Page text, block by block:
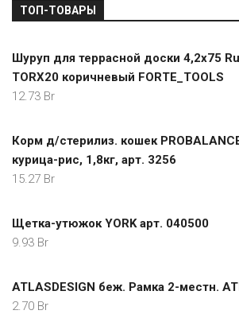
ТОП-ТОВАРЫ
Шуруп для террасной доски 4,2х75
TORX20 коричневый FORTE_TOOLS
12.73 Br
Корм д/стерилиз. кошек
курица-рис, 1,8кг, арт. 3256
15.27 Br
Щетка-утюжок YORK арт. 040500
9.93 Br
ATLASDESIGN беж. Рамка 2-местн.
2.70 Br